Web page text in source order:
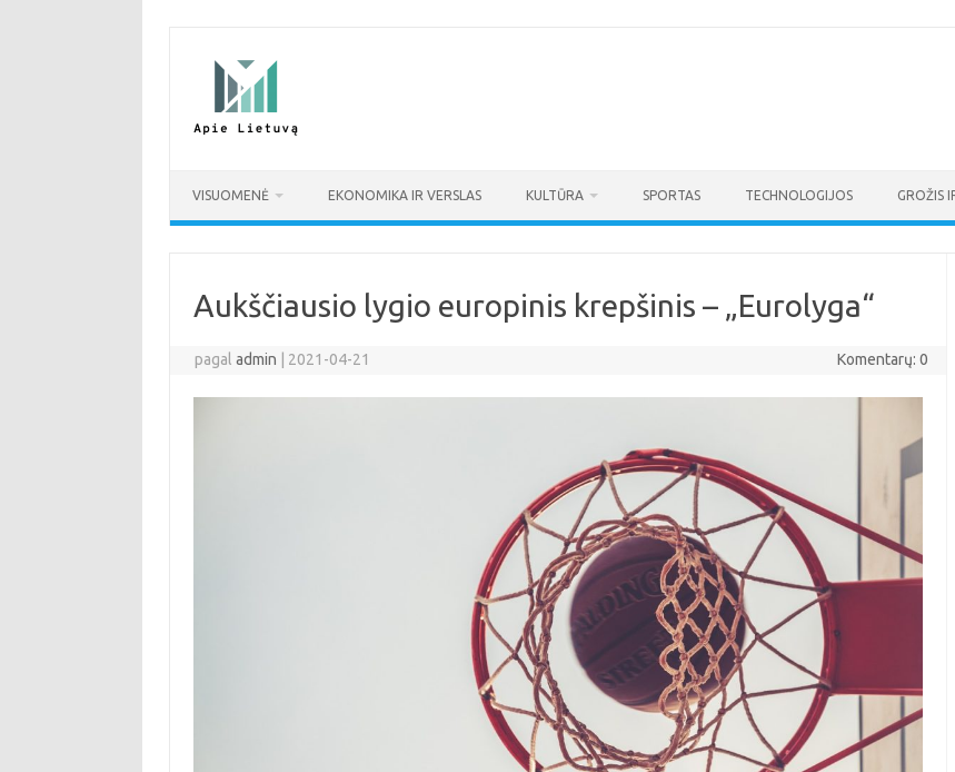
VISUOMENĖ EKONOMIKA IR VERSLAS KULTŪRA SPORTAS TECHNOLOGIJOS GROŽIS
Aukščiausio lygio europinis krepšinis – „Eurolyga“
pagaladmin 2021-04-21 Komentarų: 0